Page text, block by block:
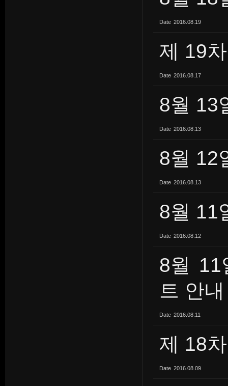
Date 2016.08.19
제 19
Date 2016.08.17
8월 13
Date 2016.08.13
8월 12
Date 2016.08.13
8월 11
Date 2016.08.12
8월 11
트 안
Date 2016.08.11
제 18
Date 2016.08.09